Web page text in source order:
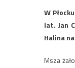
W
lat. Jan
Halina
Msza